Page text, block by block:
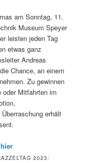
am Sonntag, 11.
Museum Speyer
leisten jeden Tag
etwas ganz
Andreas
Chance, an einem
Zu gewinnen
Mitfahrten im
erhält
2023: